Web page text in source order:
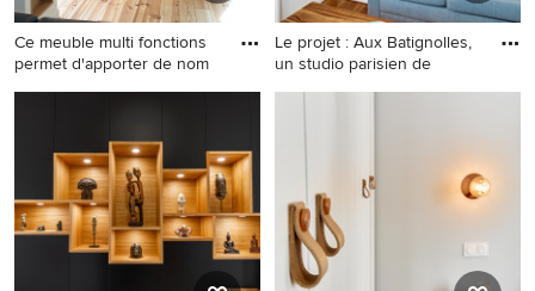
Ce meuble multi fonctions
permet d'apporter de nom
EIngebautes, Großes,
Ankleidezimmer mit weißen
Schränken, hellem
Holzboden und braunem
Boden in Montpellier
Le projet : Aux Batignolles,
un studio parisien de
EIngebautes, Kleines
flächenbündigen
Schrankfronten und braunem
Holzboden in Paris